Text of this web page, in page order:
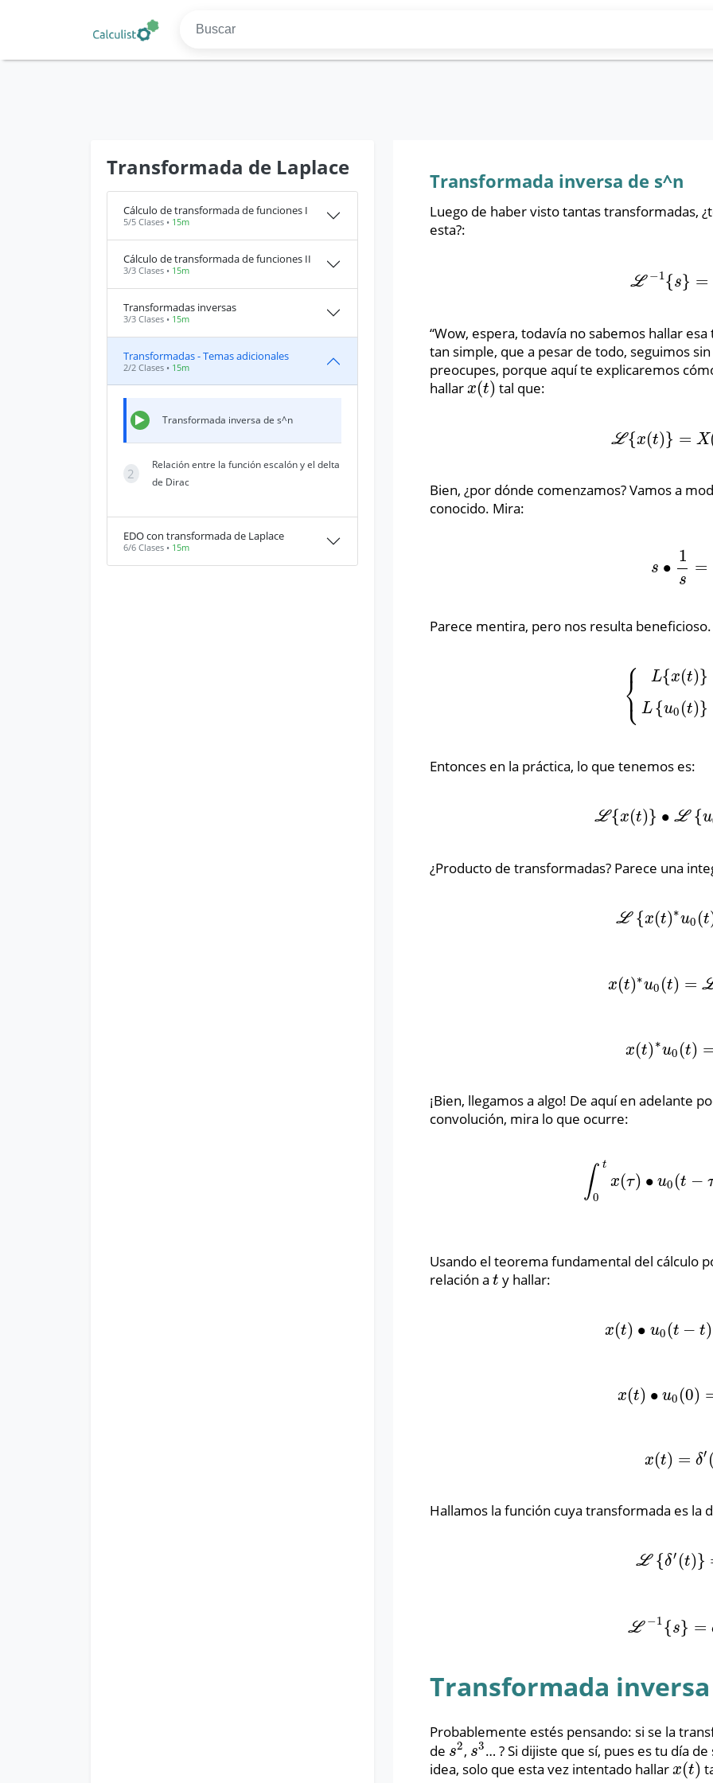
Transformada de Laplace
Cálculo de transformada de funciones I
5/5 Clases • 15m
Cálculo de transformada de funciones II
3/3 Clases • 15m
Transformadas inversas
3/3 Clases • 15m
Transformadas - Temas adicionales
2/2 Clases • 15m
Transformada inversa de s^n
2
Relación entre la función escalón y el delta
de Dirac
EDO con transformada de Laplace
6/6 Clases • 15m
Transformada inversa de s^n
Luego de haber visto tantas transformadas,
esta?:
L −1{ s} =
L−1{s} =x(
“Wow, espera, todavía no sabemos hallar
tan simple, que a pesar de todo, seguimos
preocupes, porque aquí te explicaremos
hallar x(t)
x(t) tal que:
L{x(t)} = X
L{x t }=X(s)
Bien, ¿por dónde comenzamos? Vamos a
conocido. Mira:
s ∙
1
s
=
s 1s =1
Parece mentira, pero nos resulta
⎧
⎩
⎨ L{x(t)}
L {u0 (t)}
{L )} L u 0
Entonces en la práctica, lo que tenemos es:
L{x(t)} ∙ L {u
L{x( t)} ∙L{u0(t
¿Producto de transformadas? Parece una
L {x(t)∗u0 (t
L{x(t)∗u0(t)
x(t)∗u0 (t) =
x(t)∗u0( t)= L
x(t)∗u0 (t)
x(t)∗u0(t =
¡Bien, llegamos a algo! De aquí en adelante
convolución, mira lo que ocurre:
∫ t
0
x(τ) ∙ u0 (t −
∫0tx(τ )∙u0(t −τ )
Usando el teorema fundamental del cálculo
relación a t
t y hallar:
x(t) ∙ u0 (t − t)
x( t)∙u0( t−t )=
x(t) ∙ u0 (0)
x (t) ∙u0(0)= δ
x(t) = δ′ (
x(t )=δ′(t )
Hallamos la función cuya transformada es la
L {δ′ (t)}
L{δ′(t)} = s
L −1{s} =
L−1{s} =δ′ (
Transformada
Probablemente estés pensando: si se la
de s2
s2, s3
s3… ? Si dijiste que sí, pues es tu día
idea, solo que esta vez intentado hallar x(t)
x(t)